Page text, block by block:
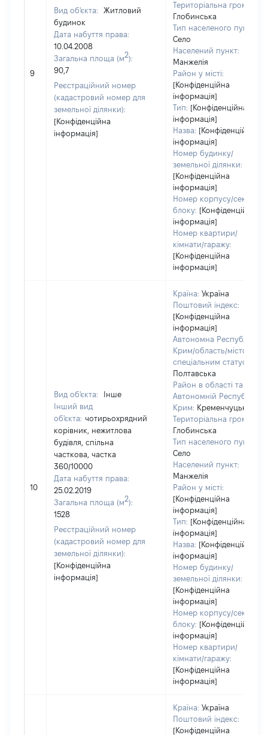
9
Вид об'єкта:
Житловий
будинок
Дата набуття права:
10.04.2008
Загальна площа (м2):
90,7
Реєстраційний номер
(кадастровий номер для
земельної ділянки):
[Конфіденційна
інформація]
Територіальна громада:
Глобинська
Тип населеного пункту:
Село
Населений пункт:
Манжелія
Район у місті:
[Конфіденційна
інформація]
Тип: [Конфіденційна
інформація]
Назва: [Конфіденційна
інформація]
Номер будинку/
земельної ділянки:
[Конфіденційна
інформація]
Номер корпусу/секції/
блоку: [Конфіденційна
інформація]
Номер квартири/
кімнати/гаражу:
[Конфіденційна
інформація]
10
Вид об'єкта:
Інше
Інший вид
об'єкта: чотирьохрядний
корівник, нежитлова
будівля, спільна
часткова, частка
360/10000
Дата набуття права:
25.02.2019
Загальна площа (м2):
1528
Реєстраційний номер
(кадастровий номер для
земельної ділянки):
[Конфіденційна
інформація]
Країна: Україна
Поштовий індекс:
[Конфіденційна
інформація]
Автономна Республіка
Крим/область/місто зі
спеціальним статусом:
Полтавська
Район в області та
Автономній Республіці
Крим: Кременчуцький
Територіальна громада:
Глобинська
Тип населеного пункту:
Село
Населений пункт:
Манжелія
Район у місті:
[Конфіденційна
інформація]
Тип: [Конфіденційна
інформація]
Назва: [Конфіденційна
інформація]
Номер будинку/
земельної ділянки:
[Конфіденційна
інформація]
Номер корпусу/секції/
блоку: [Конфіденційна
інформація]
Номер квартири/
кімнати/гаражу:
[Конфіденційна
інформація]
Країна: Україна
Поштовий індекс:
[Конфіденційна